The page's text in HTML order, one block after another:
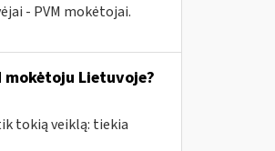
- PVM mokėtojai.
Lietuvoje?
tokią veiklą: tiekia